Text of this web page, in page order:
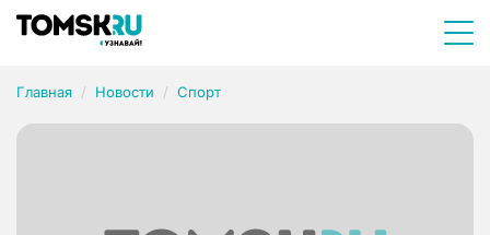
Главная Новости Спорт